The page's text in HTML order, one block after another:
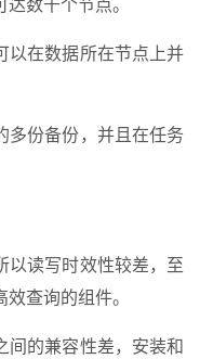
数千个节点。
以在数据所在节点上并
多份备份，并且在任务
以读写时效性较差，至
查询的组件。
间的兼容性差，安装和